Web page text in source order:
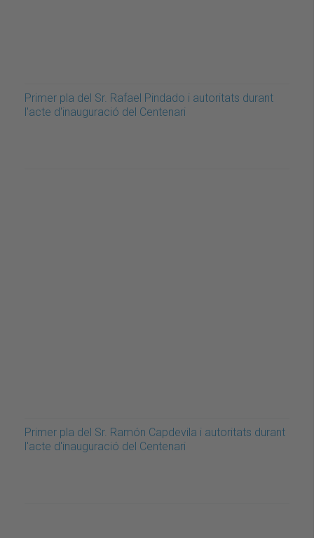
Primer pla del Sr. Rafael Pindado i autoritats durant
l'acte d'inauguració del Centenari
Primer pla del Sr. Ramón Capdevila i autoritats durant
l'acte d'inauguració del Centenari